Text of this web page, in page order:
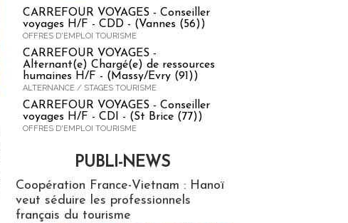
CARREFOUR VOYAGES - Conseiller
voyages H/F - CDD - (Vannes (56))
OFFRES D'EMPLOI TOURISME
CARREFOUR VOYAGES -
Alternant(e) Chargé(e) de ressources
humaines H/F - (Massy/Evry (91))
ALTERNANCE / STAGES TOURISME
CARREFOUR VOYAGES - Conseiller
voyages H/F - CDI - (St Brice (77))
OFFRES D'EMPLOI TOURISME
PUBLI-NEWS
Coopération France-Vietnam : Hanoï
veut séduire les professionnels
français du tourisme